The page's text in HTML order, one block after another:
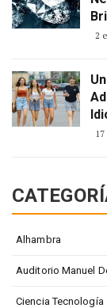
2
Alhambra
Auditorio Manuel
Ciencia Tecnología